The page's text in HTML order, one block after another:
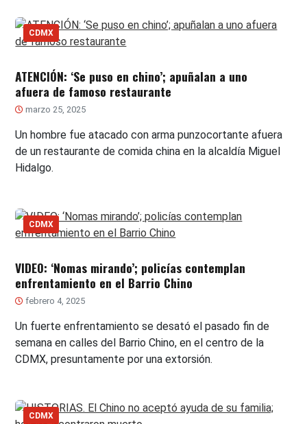
CDMX
ATENCIÓN: ‘Se puso en chino’; apuñalan a uno
afuera de famoso restaurante
marzo 25, 2025
Un hombre fue atacado con arma punzocortante afuera
de un restaurante de comida china en la alcaldía Miguel
Hidalgo.
CDMX
VIDEO: ‘Nomas mirando’; policías contemplan
enfrentamiento en el Barrio Chino
febrero 4, 2025
Un fuerte enfrentamiento se desató el pasado fin de
semana en calles del Barrio Chino, en el centro de la
CDMX, presuntamente por una extorsión.
CDMX